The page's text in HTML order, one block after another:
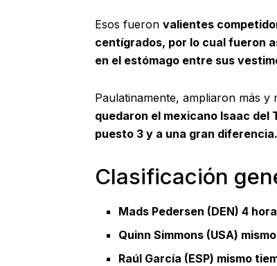
Esos fueron valientes
centígrados, por lo cual fueron
en el estómago entre sus
Paulatinamente, ampliaron más y
quedaron el mexicano Isaac del
puesto 3 y a una gran diferencia.
Clasificación
Mads Pedersen (DEN) 4
Quinn Simmons (USA)
Raúl García (ESP) mismo